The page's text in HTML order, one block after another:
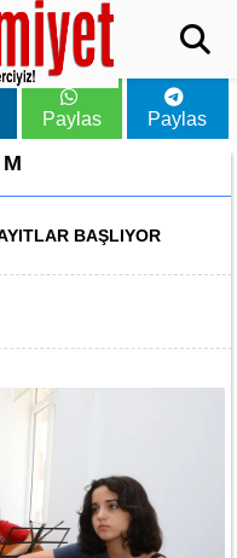
Paylas Paylas
BAŞLIYOR